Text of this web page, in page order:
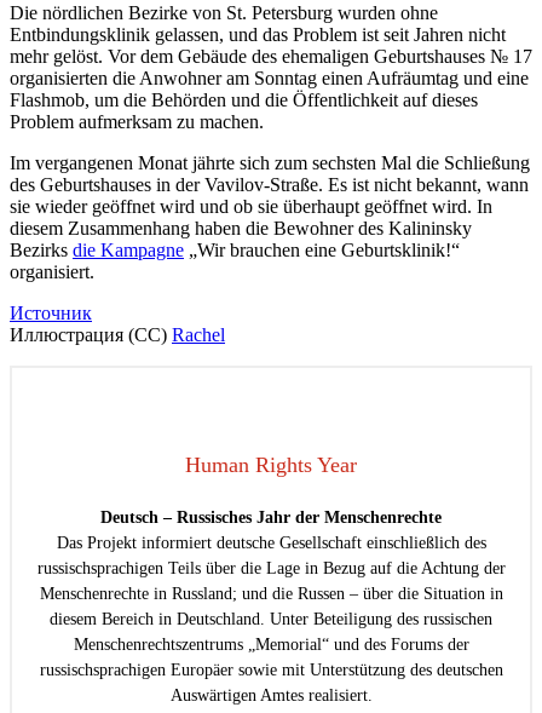
Die nördlichen Bezirke von St. Petersburg wurden ohne
Entbindungsklinik gelassen, und das Problem ist seit Jahren nicht
mehr gelöst. Vor dem Gebäude des ehemaligen Geburtshauses № 17
organisierten die Anwohner am Sonntag einen Aufräumtag und eine
Flashmob, um die Behörden und die Öffentlichkeit auf dieses
Problem aufmerksam zu machen.
Im vergangenen Monat jährte sich zum sechsten Mal die Schließung
des Geburtshauses in der Vavilov-Straße. Es ist nicht bekannt, wann
sie wieder geöffnet wird und ob sie überhaupt geöffnet wird. In
diesem Zusammenhang haben die Bewohner des Kalininsky
Bezirks die Kampagne „Wir brauchen eine Geburtsklinik!“
organisiert.
Источник
Иллюстрация (СС) Rachel
Human Rights Year
Deutsch – Russisches Jahr der Menschenrechte
Das Projekt informiert deutsche Gesellschaft einschließlich des
russischsprachigen Teils über die Lage in Bezug auf die Achtung der
Menschenrechte in Russland; und die Russen – über die Situation in
diesem Bereich in Deutschland. Unter Beteiligung des russischen
Menschenrechtszentrums „Memorial“ und des Forums der
russischsprachigen Europäer sowie mit Unterstützung des deutschen
Auswärtigen Amtes realisiert.